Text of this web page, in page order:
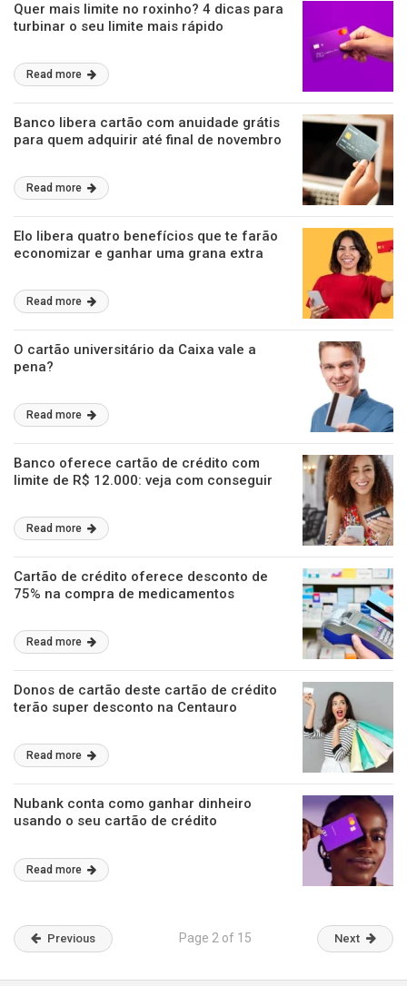
Quer mais limite no roxinho? 4 dicas para
turbinar o seu limite mais rápido
Read more
Banco libera cartão com anuidade grátis
para quem adquirir até final de novembro
Read more
Elo libera quatro benefícios que te farão
economizar e ganhar uma grana extra
Read more
O cartão universitário da Caixa vale a
pena?
Read more
Banco oferece cartão de crédito com
limite de R$ 12.000: veja com conseguir
Read more
Cartão de crédito oferece desconto de
75% na compra de medicamentos
Read more
Donos de cartão deste cartão de crédito
terão super desconto na Centauro
Read more
Nubank conta como ganhar dinheiro
usando o seu cartão de crédito
Read more
Previous Page 2 of 15 Next